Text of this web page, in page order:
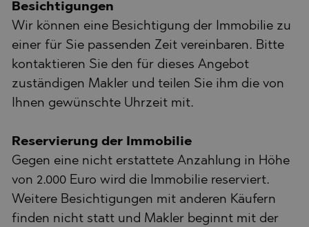
Besichtigungen
Wir können eine Besichtigung der Immobilie zu
einer für Sie passenden Zeit vereinbaren. Bitte
kontaktieren Sie den für dieses Angebot
zuständigen Makler und teilen Sie ihm die von
Ihnen gewünschte Uhrzeit mit.
Reservierung der Immobilie
Gegen eine nicht erstattete Anzahlung in Höhe
von 2.000 Euro wird die Immobilie reserviert.
Weitere Besichtigungen mit anderen Käufern
finden nicht statt und Makler beginnt mit der